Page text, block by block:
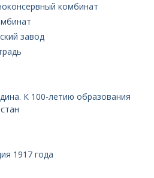
комбинат
завод
К 100-летию образования
1917 года